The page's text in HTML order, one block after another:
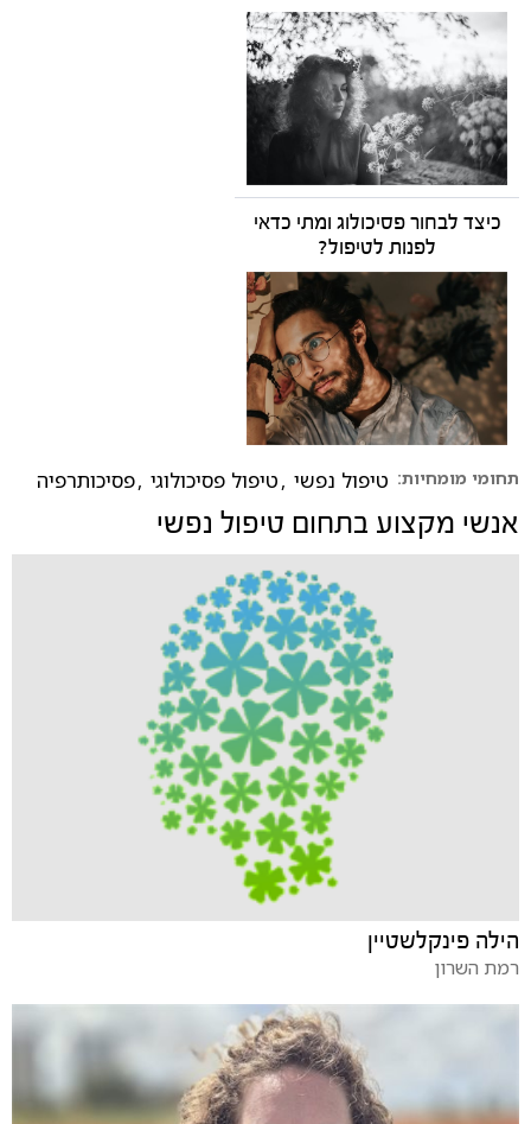
כיצד לבחור פסיכולוג ומתי כדאי
לפנות לטיפול?
תחומי מומחיות: טיפול נפשי ,טיפול פסיכולוגי ,פסיכותרפיה
אנשי מקצוע בתחום טיפול נפשי
הילה פינקלשטיין
רמת השרון